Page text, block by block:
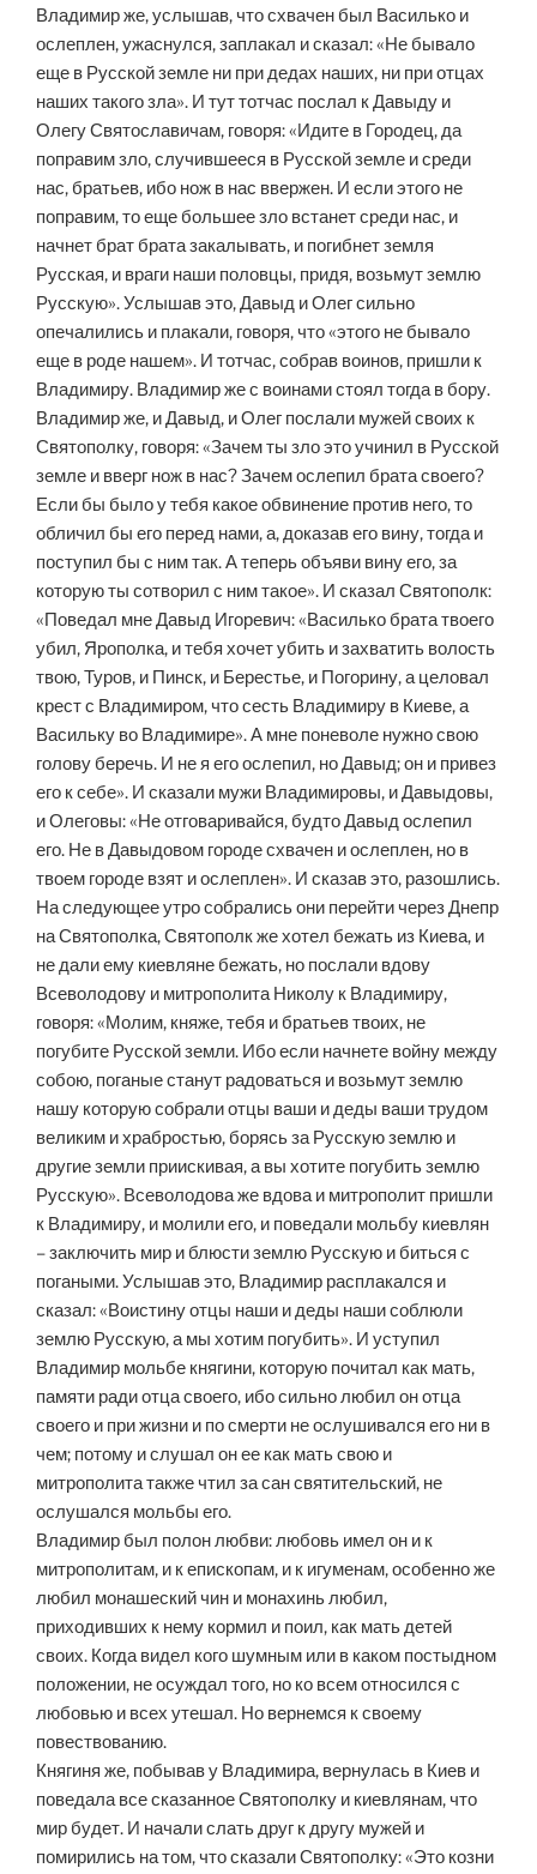
Владимир же, услышав, что схвачен был Василько и
ослеплен, ужаснулся, заплакал и сказал: «Не бывало
еще в Русской земле ни при дедах наших, ни при отцах
наших такого зла». И тут тотчас послал к Давыду и
Олегу Святославичам, говоря: «Идите в Городец, да
поправим зло, случившееся в Русской земле и среди
нас, братьев, ибо нож в нас ввержен. И если этого не
поправим, то еще большее зло встанет среди нас, и
начнет брат брата закалывать, и погибнет земля
Русская, и враги наши половцы, придя, возьмут землю
Русскую». Услышав это, Давыд и Олег сильно
опечалились и плакали, говоря, что «этого не бывало
еще в роде нашем». И тотчас, собрав воинов, пришли к
Владимиру. Владимир же с воинами стоял тогда в бору.
Владимир же, и Давыд, и Олег послали мужей своих к
Святополку, говоря: «Зачем ты зло это учинил в Русской
земле и вверг нож в нас? Зачем ослепил брата своего?
Если бы было у тебя какое обвинение против него, то
обличил бы его перед нами, а, доказав его вину, тогда и
поступил бы с ним так. А теперь объяви вину его, за
которую ты сотворил с ним такое». И сказал Святополк:
«Поведал мне Давыд Игоревич: «Василько брата твоего
убил, Ярополка, и тебя хочет убить и захватить волость
твою, Туров, и Пинск, и Берестье, и Погорину, а целовал
крест с Владимиром, что сесть Владимиру в Киеве, а
Васильку во Владимире». А мне поневоле нужно свою
голову беречь. И не я его ослепил, но Давыд; он и привез
его к себе». И сказали мужи Владимировы, и Давыдовы,
и Олеговы: «Не отговаривайся, будто Давыд ослепил
его. Не в Давыдовом городе схвачен и ослеплен, но в
твоем городе взят и ослеплен». И сказав это, разошлись.
На следующее утро собрались они перейти через Днепр
на Святополка, Святополк же хотел бежать из Киева, и
не дали ему киевляне бежать, но послали вдову
Всеволодову и митрополита Николу к Владимиру,
говоря: «Молим, княже, тебя и братьев твоих, не
погубите Русской земли. Ибо если начнете войну между
собою, поганые станут радоваться и возьмут землю
нашу которую собрали отцы ваши и деды ваши трудом
великим и храбростью, борясь за Русскую землю и
другие земли приискивая, а вы хотите погубить землю
Русскую». Всеволодова же вдова и митрополит пришли
к Владимиру, и молили его, и поведали мольбу киевлян
– заключить мир и блюсти землю Русскую и биться с
погаными. Услышав это, Владимир расплакался и
сказал: «Воистину отцы наши и деды наши соблюли
землю Русскую, а мы хотим погубить». И уступил
Владимир мольбе княгини, которую почитал как мать,
памяти ради отца своего, ибо сильно любил он отца
своего и при жизни и по смерти не ослушивался его ни в
чем; потому и слушал он ее как мать свою и
митрополита также чтил за сан святительский, не
ослушался мольбы его.
Владимир был полон любви: любовь имел он и к
митрополитам, и к епископам, и к игуменам, особенно же
любил монашеский чин и монахинь любил,
приходивших к нему кормил и поил, как мать детей
своих. Когда видел кого шумным или в каком постыдном
положении, не осуждал того, но ко всем относился с
любовью и всех утешал. Но вернемся к своему
повествованию.
Княгиня же, побывав у Владимира, вернулась в Киев и
поведала все сказанное Святополку и киевлянам, что
мир будет. И начали слать друг к другу мужей и
помирились на том, что сказали Святополку: «Это козни